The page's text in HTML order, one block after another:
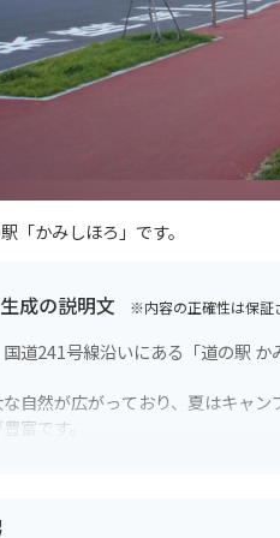
「かみしほろ」です。
成の説明文 ※内容の正確性は保証
道241号線沿いにある「道の駅
自然が広がっており、夏はキャ
富です。